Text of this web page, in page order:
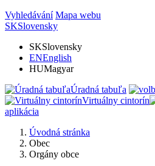
Vyhledávání Mapa webu
SKSlovensky
SKSlovensky
ENEnglish
HUMagyar
Úradná tabuľa
Virtuálny cintorín
aplikácia
Úvodná stránka
Obec
Orgány obce